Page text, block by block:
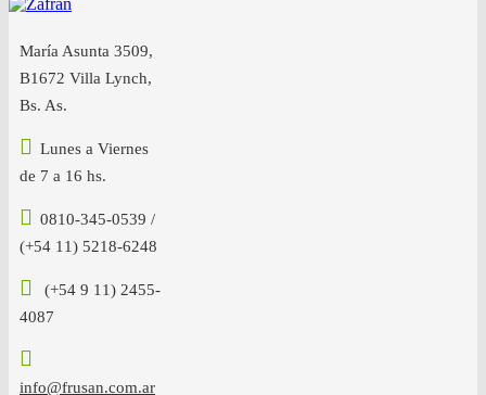
María Asunta 3509,
B1672 Villa Lynch,
Bs. As.
Lunes a Viernes
de 7 a 16 hs.
0810-345-0539 /
(+54 11) 5218-6248
(+54 9 11) 2455-
4087
info@frusan.com.ar